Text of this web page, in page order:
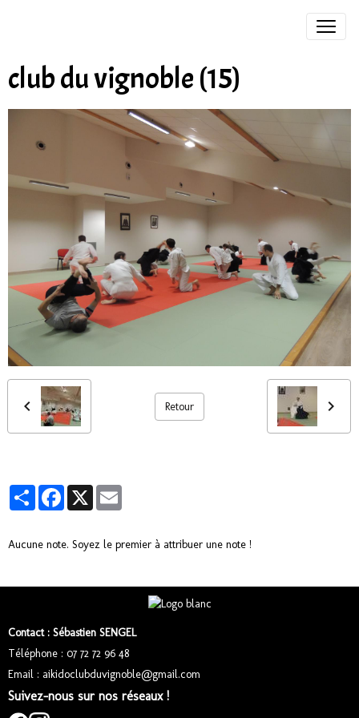
club du vignoble (15)
Retour
PartagerFacebook
X
Aucune note. Soyez le premier à attribuer une note !
Contact : Sébastien SENGEL
Téléphone : 07 72 72 96 48
Email : aikidoclubduvignoble@gmail.com
Suivez-nous sur nos réseaux !